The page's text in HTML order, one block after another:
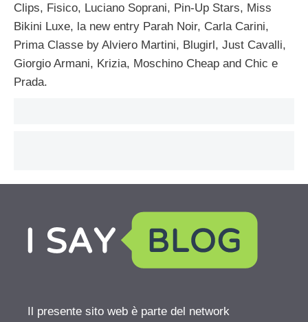
Clips, Fisico, Luciano Soprani, Pin-Up Stars, Miss
Bikini Luxe, la new entry Parah Noir, Carla Carini,
Prima Classe by Alviero Martini, Blugirl, Just Cavalli,
Giorgio Armani, Krizia, Moschino Cheap and Chic e
Prada.
Il presente sito web è parte del network